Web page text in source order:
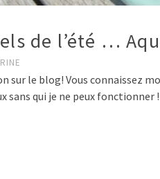
de l’été …
sur le blog! Vous connaissez
sans qui je ne peux